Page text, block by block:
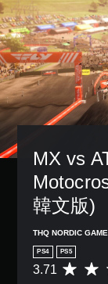
MX vs
韓文版)
THQ NORDIC
PS4 PS5
平
3.71